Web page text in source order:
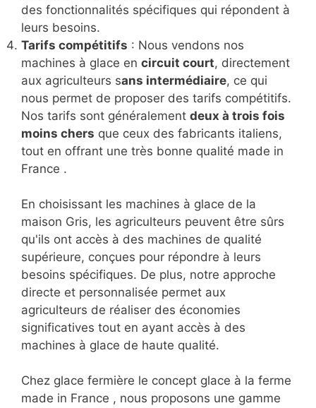
des fonctionnalités spécifiques qui répondent à
leurs besoins.
Tarifs compétitifs : Nous vendons nos
machines à glace en circuit court, directement
aux agriculteurs sans intermédiaire, ce qui
nous permet de proposer des tarifs compétitifs.
Nos tarifs sont généralement deux à trois fois
moins chers que ceux des fabricants italiens,
tout en offrant une très bonne qualité made in
France .
En choisissant les machines à glace de la
maison Gris, les agriculteurs peuvent être sûrs
qu'ils ont accès à des machines de qualité
supérieure, conçues pour répondre à leurs
besoins spécifiques. De plus, notre approche
directe et personnalisée permet aux
agriculteurs de réaliser des économies
significatives tout en ayant accès à des
machines à glace de haute qualité.
Chez glace fermière le concept glace à la ferme
made in France , nous proposons une gamme